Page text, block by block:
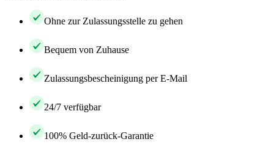
Ohne zur Zulassungsstelle zu gehen
Bequem von Zuhause
Zulassungsbescheinigung per E-Mail
24/7 verfügbar
100% Geld-zurück-Garantie